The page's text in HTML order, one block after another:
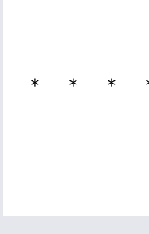
＊ ＊ ＊